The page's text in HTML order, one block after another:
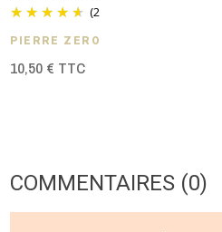
(2 avis )
PIERRE ZÉRO
10,50 € TTC
COMMENTAIRES (0)